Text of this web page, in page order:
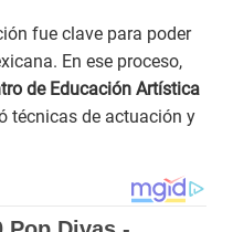
fue clave para poder
En ese proceso,
de Educación Artística
técnicas de actuación y